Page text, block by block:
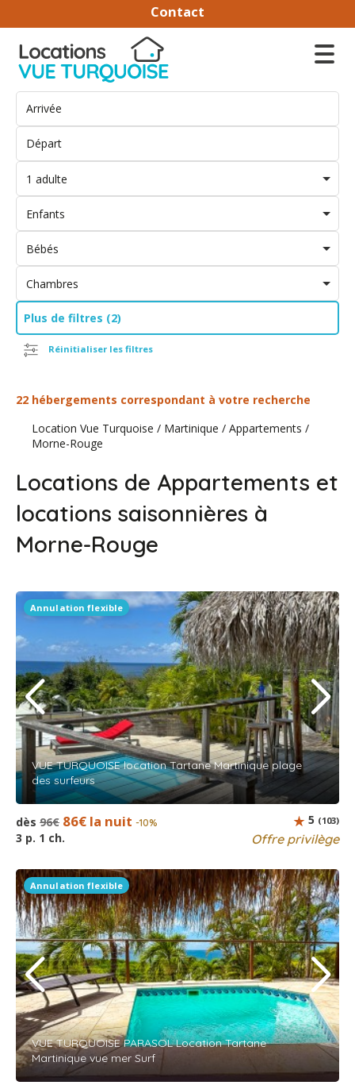
Contact
1 adulte
Enfants
Bébés
Chambres
Plus de filtres (2)
Réinitialiser les filtres
22 hébergements correspondant à votre recherche
Location Vue Turquoise / Martinique / Appartements /
Morne-Rouge
Locations de Appartements et
locations saisonnières à
Morne-Rouge
Annulation flexible
VUE TURQUOISE location Tartane Martinique plage
des surfeurs
dès 96€ 86€ la nuit -10%
3 p. 1 ch. Offre privilège
5 (103)
Annulation flexible
VUE TURQUOISE PARASOL Location Tartane
Martinique vue mer Surf